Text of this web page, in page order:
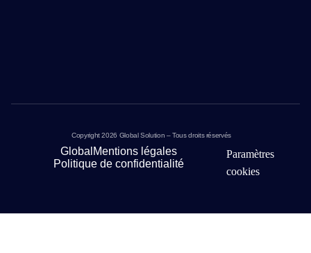
Copyright 2026 Global Solution – Tous droits réservés
Global Mentions légales
Politique de confidentialité
Paramètres
cookies